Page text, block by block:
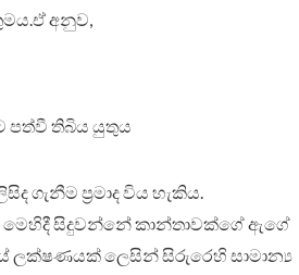
අනුව,
පත්වී තිබිය යුතුය
ගැනීම ප්‍රමාද විය හැකිය.
සිදුවන්නේ කාන්තාවක්ගේ ඇගේ
ලක්ෂණයක් ලෙසින් සිරුරෙහි සාමාන්‍ය